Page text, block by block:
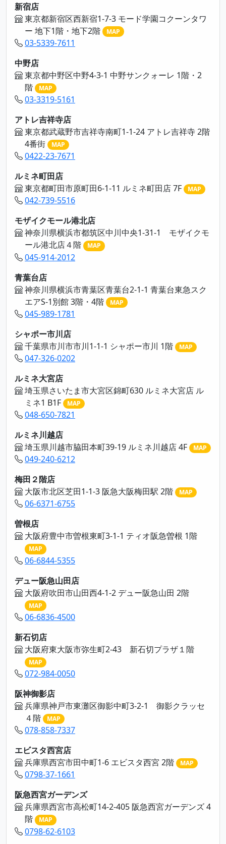
新宿店
東京都新宿区西新宿1-7-3 モード学園コクーンタワ
ー 地下1階・地下2階
MAP
03-5339-7611
中野店
東京都中野区中野4-3-1 中野サンクォーレ 1階・2
階
MAP
03-3319-5161
アトレ吉祥寺店
東京都武蔵野市吉祥寺南町1-1-24 アトレ吉祥寺 2階
4番街
MAP
0422-23-7671
ルミネ町田店
東京都町田市原町田6-1-11 ルミネ町田店 7F
MAP
042-739-5516
モザイクモール港北店
神奈川県横浜市都筑区中川中央1-31-1 モザイクモ
ール港北店４階
MAP
045-914-2012
青葉台店
神奈川県横浜市青葉区青葉台2-1-1 青葉台東急スク
エアS-1別館 3階・4階
MAP
045-989-1781
シャポー市川店
千葉県市川市市川1-1-1 シャポー市川 1階
MAP
047-326-0202
ルミネ大宮店
埼玉県さいたま市大宮区錦町630 ルミネ大宮店 ル
ミネ1 B1F
MAP
048-650-7821
ルミネ川越店
埼玉県川越市脇田本町39-19 ルミネ川越店 4F
MAP
049-240-6212
梅田２階店
大阪市北区芝田1-1-3 阪急大阪梅田駅 2階
MAP
06-6371-6755
曽根店
大阪府豊中市曽根東町3-1-1 ティオ阪急曽根 1階
MAP
06-6844-5355
デュー阪急山田店
大阪府吹田市山田西4-1-2 デュー阪急山田 2階
MAP
06-6836-4500
新石切店
大阪府東大阪市弥生町2-43 新石切プラザ１階
MAP
072-984-0050
阪神御影店
兵庫県神戸市東灘区御影中町3-2-1 御影クラッセ
４階
MAP
078-858-7337
エビスタ西宮店
兵庫県西宮市田中町1-6 エビスタ西宮 2階
MAP
0798-37-1661
阪急西宮ガーデンズ
兵庫県西宮市高松町14-2-405 阪急西宮ガーデンズ 4
階
MAP
0798-62-6103